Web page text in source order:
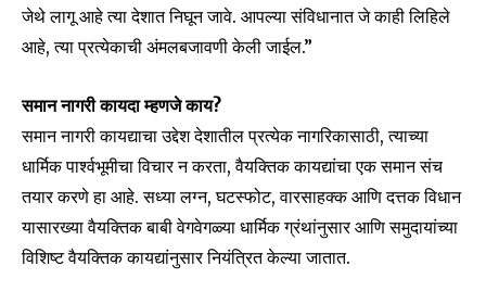
जेथे लागू आहे त्या देशात निघून जावे. आपल्या संविधानात जे काही लिहिले
आहे, त्या प्रत्येकाची अंमलबजावणी केली जाईल.”
समान नागरी कायदा म्हणजे काय?
समान नागरी कायद्याचा उद्देश देशातील प्रत्येक नागरिकासाठी, त्याच्या
धार्मिक पार्श्वभूमीचा विचार न करता, वैयक्तिक कायद्यांचा एक समान संच
तयार करणे हा आहे. सध्या लग्न, घटस्फोट, वारसाहक्क आणि दत्तक विधान
यासारख्या वैयक्तिक बाबी वेगवेगळ्या धार्मिक ग्रंथांनुसार आणि समुदायांच्या
विशिष्ट वैयक्तिक कायद्यांनुसार नियंत्रित केल्या जातात.